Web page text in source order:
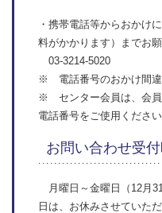
・携帯電話等からおかけ
料がかかります）までお願
03-3214-5020
※ 電話番号のおかけ間違
※ センター会員は、会員
電話番号をご使用ください
お問い合わせ受
月曜日～金曜日（12月
日は、お休みさせていただ